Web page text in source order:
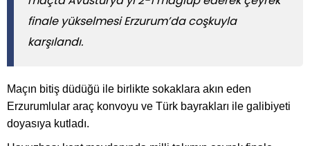
finale yükselmesi Erzurum’da coşkuyla
karşılandı.
Maçın bitiş düdüğü ile birlikte sokaklara akın eden
Erzurumlular araç konvoyu ve Türk bayrakları ile galibiyeti
doyasıya kutladı.